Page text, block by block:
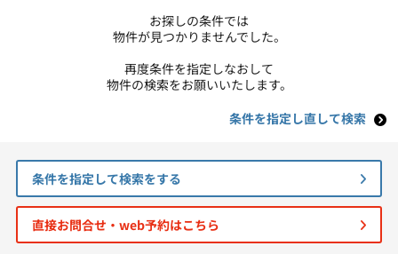
売りたい
コンテンツ
会員メニュー
お探しの条件では
物件が見つかりませんでした。
再度条件を指定しなおして
物件の検索をお願いいたします。
条件を指定し直して検索
条件を指定して検索をする
直接お問合せ・web予約はこちら